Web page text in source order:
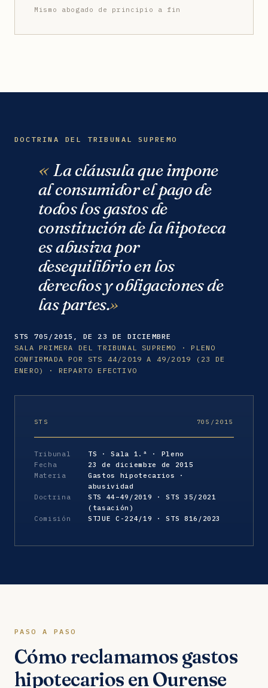
Mismo abogado de principio a fin
DOCTRINA DEL TRIBUNAL SUPREMO
La cláusula que impone
al consumidor el pago de
todos los gastos de
constitución de la hipoteca
es abusiva por
desequilibrio en los
derechos y obligaciones de
las partes.
STS 705/2015, DE 23 DE DICIEMBRE
SALA PRIMERA DEL TRIBUNAL SUPREMO · PLENO
CONFIRMADA POR STS 44/2019 A 49/2019 (23 DE
ENERO) · REPARTO EFECTIVO
STS 705/2015
Tribunal
TS · Sala 1.ª · Pleno
Fecha
23 de diciembre de 2015
Materia
Gastos hipotecarios ·
abusividad
Doctrina
STS 44–49/2019 · STS 35/2021
(tasación)
Comisión
STJUE C-224/19 · STS 816/2023
PASO A PASO
Cómo reclamamos gastos
hipotecarios en Ourense